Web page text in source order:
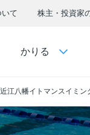
て 株主・投資家
かりる
近江八幡イトマンスイミン